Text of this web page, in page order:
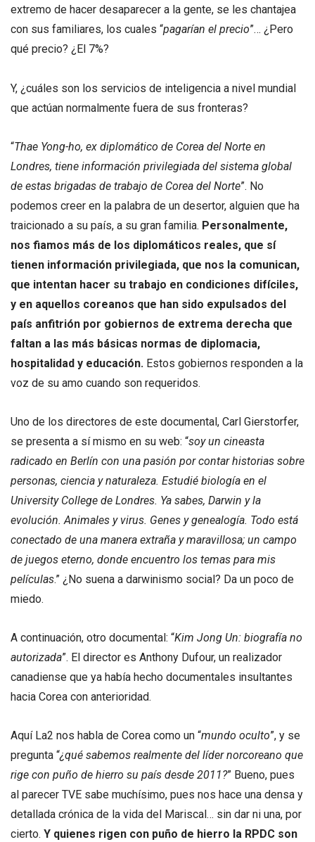
extremo de hacer desaparecer a la gente, se les chantajea
con sus familiares, los cuales “pagarían el precio”… ¿Pero
qué precio? ¿El 7%?
Y, ¿cuáles son los servicios de inteligencia a nivel mundial
que actúan normalmente fuera de sus fronteras?
“Thae Yong-ho, ex diplomático de Corea del Norte en
Londres, tiene información privilegiada del sistema global
de estas brigadas de trabajo de Corea del Norte”. No
podemos creer en la palabra de un desertor, alguien que ha
traicionado a su país, a su gran familia. Personalmente,
nos fiamos más de los diplomáticos reales, que sí
tienen información privilegiada, que nos la comunican,
que intentan hacer su trabajo en condiciones difíciles,
y en aquellos coreanos que han sido expulsados del
país anfitrión por gobiernos de extrema derecha que
faltan a las más básicas normas de diplomacia,
hospitalidad y educación. Estos gobiernos responden a la
voz de su amo cuando son requeridos.
Uno de los directores de este documental, Carl Gierstorfer,
se presenta a sí mismo en su web: “soy un cineasta
radicado en Berlín con una pasión por contar historias sobre
personas, ciencia y naturaleza. Estudié biología en el
University College de Londres. Ya sabes, Darwin y la
evolución. Animales y virus. Genes y genealogía. Todo está
conectado de una manera extraña y maravillosa; un campo
de juegos eterno, donde encuentro los temas para mis
películas.” ¿No suena a darwinismo social? Da un poco de
miedo.
A continuación, otro documental: “Kim Jong Un: biografía no
autorizada”. El director es Anthony Dufour, un realizador
canadiense que ya había hecho documentales insultantes
hacia Corea con anterioridad.
Aquí La2 nos habla de Corea como un “mundo oculto”, y se
pregunta “¿qué sabemos realmente del líder norcoreano que
rige con puño de hierro su país desde 2011?” Bueno, pues
al parecer TVE sabe muchísimo, pues nos hace una densa y
detallada crónica de la vida del Mariscal… sin dar ni una, por
cierto. Y quienes rigen con puño de hierro la RPDC son